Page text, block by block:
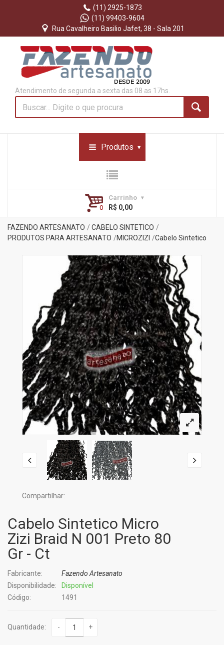
(11) 2925-1873
(11) 99403-9604
Rua Cavalheiro Basilio Jafet, 38 - Sala 201
Atendimento de segunda a sexta das 08 as 17hs.
Produtos
Carrinho
R$ 0,00
FAZENDO ARTESANATO
CABELO SINTETICO
PRODUTOS PARA ARTESANATO
MICROZIZI Cabelo Sintetico
Compartilhar:
Cabelo Sintetico Micro
Zizi Braid N 001 Preto 80
Gr - Ct
Fabricante:
Fazendo Artesanato
Disponibilidade:
Disponível
Código:
1491
Quantidade: - +